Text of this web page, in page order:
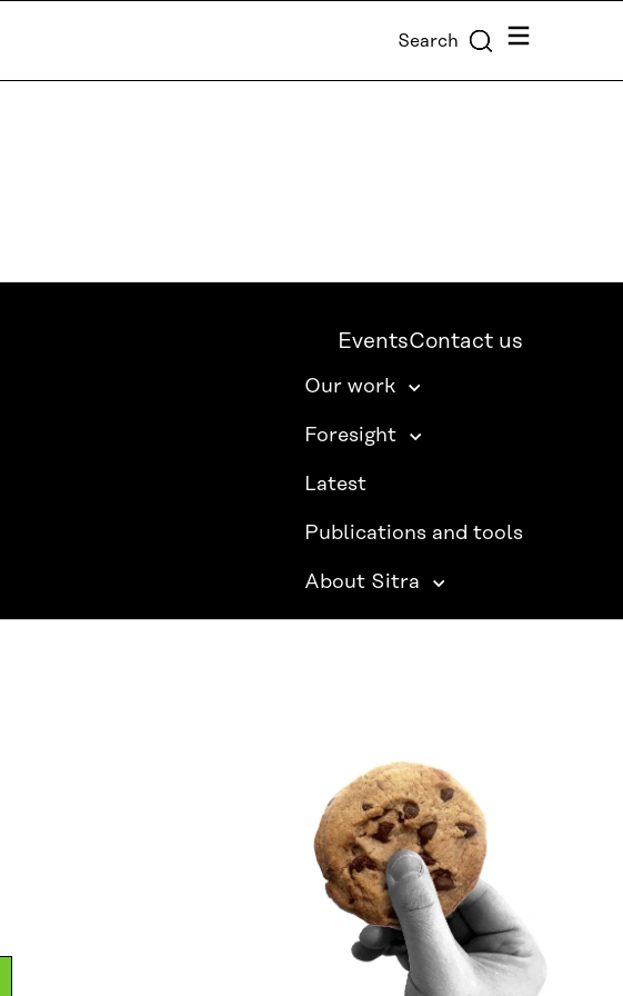
Search Menu
EventsContact us
Our work
Foresight
Latest
Publications and tools
About Sitra